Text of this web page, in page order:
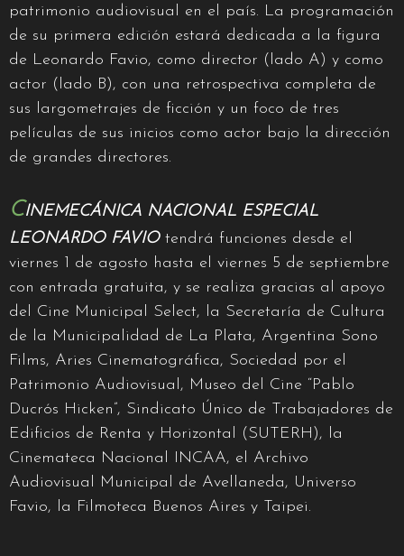
patrimonio audiovisual en el país. La programación
de su primera edición estará dedicada a la figura
de Leonardo Favio, como director (lado A) y como
actor (lado B), con una retrospectiva completa de
sus largometrajes de ficción y un foco de tres
películas de sus inicios como actor bajo la dirección
de grandes directores.
CINEMECÁNICA NACIONAL ESPECIAL
LEONARDO FAVIOtendrá funciones desde el
viernes 1 de agosto hasta el viernes 5 de septiembre
con entrada gratuita, y se realiza gracias al apoyo
del Cine Municipal Select, la Secretaría de Cultura
de la Municipalidad de La Plata, Argentina Sono
Films, Aries Cinematográfica, Sociedad por el
Patrimonio Audiovisual, Museo del Cine “Pablo
Ducrós Hicken”, Sindicato Único de Trabajadores de
Edificios de Renta y Horizontal (SUTERH), la
Cinemateca Nacional INCAA, el Archivo
Audiovisual Municipal de Avellaneda, Universo
Favio, la Filmoteca Buenos Aires y Taipei.